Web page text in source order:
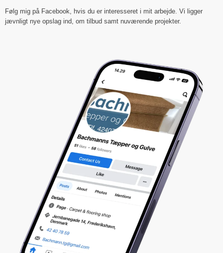
Følg mig på Facebook, hvis du er interesseret i mit arbejde. Vi ligger
jævnligt nye opslag ind, om tilbud samt nuværende projekter.